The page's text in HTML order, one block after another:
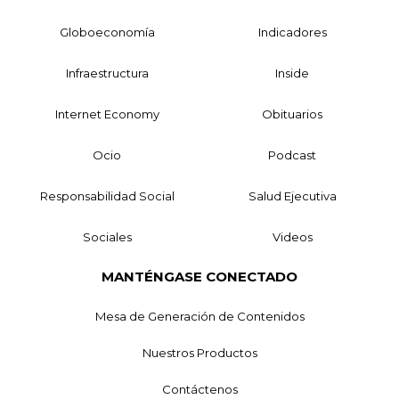
Globoeconomía Indicadores
Infraestructura Inside
Internet Economy Obituarios
Ocio Podcast
Responsabilidad Social Salud Ejecutiva
Sociales Videos
MANTÉNGASE CONECTADO
Mesa de Generación de Contenidos
Nuestros Productos
Contáctenos